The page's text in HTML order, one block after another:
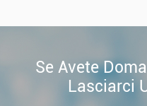
Se Avete
Lasciarci